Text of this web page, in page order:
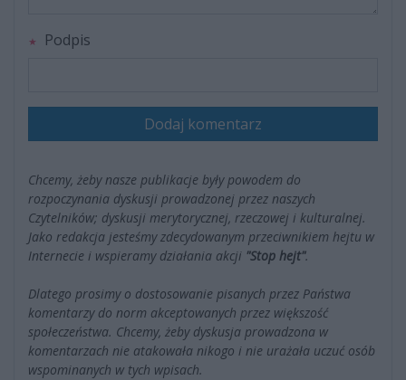
Podpis
Dodaj komentarz
Chcemy, żeby nasze publikacje były powodem do
rozpoczynania dyskusji prowadzonej przez naszych
Czytelników; dyskusji merytorycznej, rzeczowej i kulturalnej.
Jako redakcja jesteśmy zdecydowanym przeciwnikiem hejtu w
Internecie i wspieramy działania akcji "Stop hejt".
Dlatego prosimy o dostosowanie pisanych przez Państwa
komentarzy do norm akceptowanych przez większość
społeczeństwa. Chcemy, żeby dyskusja prowadzona w
komentarzach nie atakowała nikogo i nie urażała uczuć osób
wspominanych w tych wpisach.